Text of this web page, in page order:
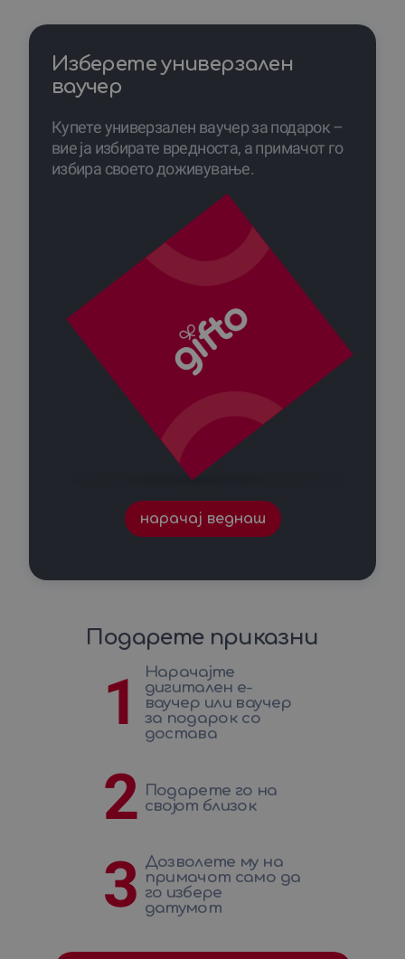
Изберете универзален
ваучер
Купете универзален ваучер за подарок –
вие ја избирате вредноста, а примачот го
избира своето доживување.
нарачај веднаш
Подарете приказни
1
Нарачајте
дигитален е-
ваучер или ваучер
за подарок со
достава
2
Подарете го на
својот близок
3 Дозволете му на
примачот само да
го избере
датумот